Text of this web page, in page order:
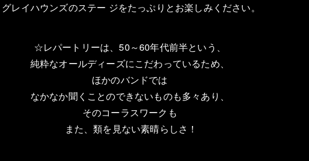
グレイハウンズのステー ジをたっぷりとお楽しみください。
☆レパートリーは、50～60年代前半という、
純粋なオールディーズにこだわっているため、
ほかのバンドでは
なかなか聞くことのできないものも多々あり、
そのコーラスワークも
また、類を見ない素晴らしさ！